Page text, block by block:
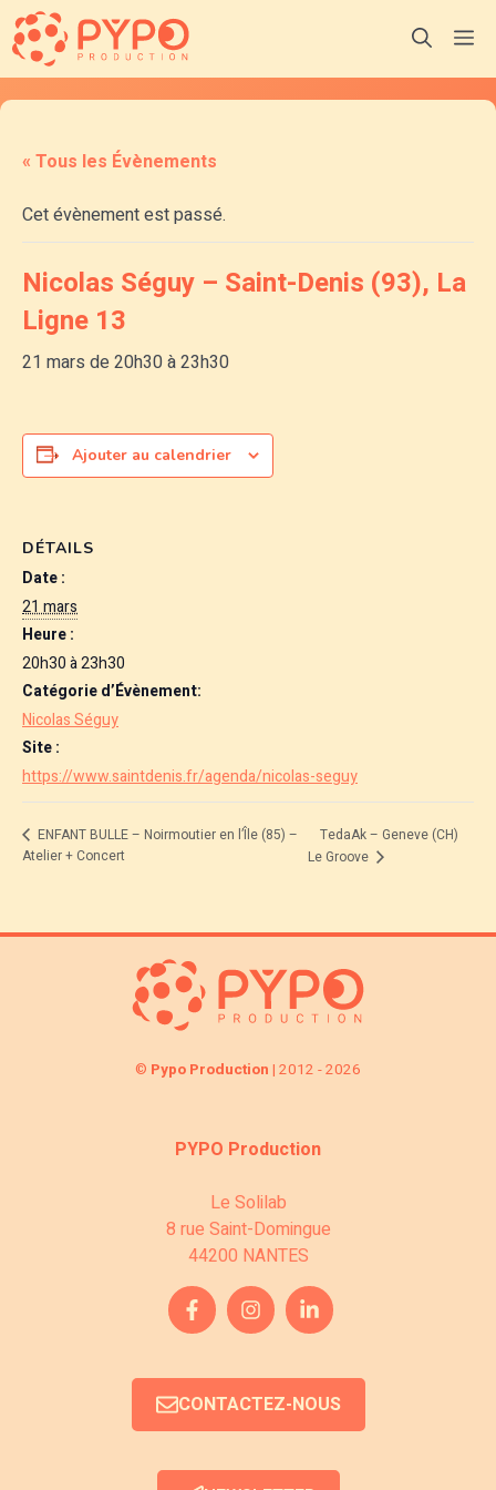
Aller
au
contenu
« Tous les Évènements
Cet évènement est passé.
Nicolas Séguy – Saint-Denis (93), La
Ligne 13
21 mars de 20h30à23h30
Ajouter au calendrier
DÉTAILS
Date :
21 mars
Heure :
20h30 à 23h30
Catégorie d’Évènement:
Nicolas Séguy
Site :
https://www.saintdenis.fr/agenda/nicolas-seguy
ENFANT BULLE – Noirmoutier en l’Île (85) –
Atelier + Concert
TedaAk – Geneve (CH)
Le Groove
© Pypo Production | 2012 - 2026
PYPO Production
Le Solilab
8 rue Saint-Domingue
44200 NANTES
CONTACTEZ-NOUS